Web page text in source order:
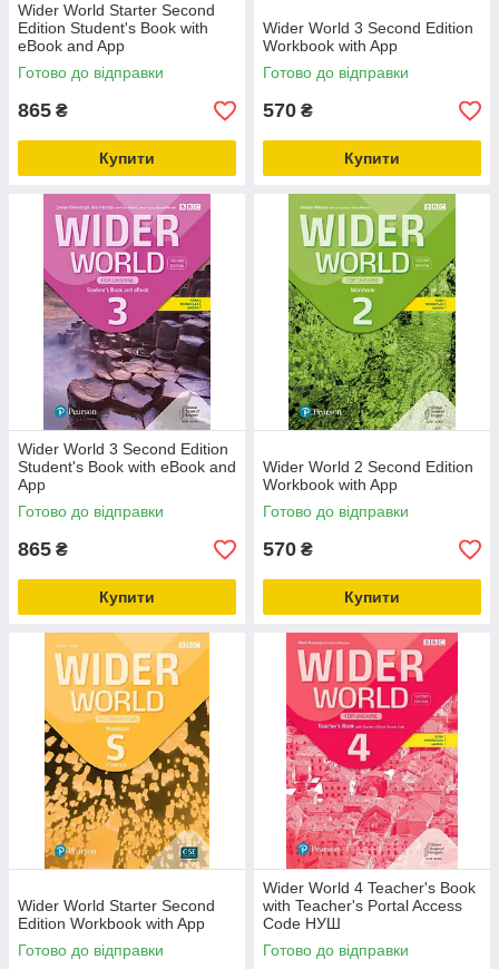
Wider World Starter Second
Edition Student's Book with
eBook and App
Готово до відправки
865 ₴
Купити
Wider World 3 Second Edition
Workbook with App
Готово до відправки
570 ₴
Купити
Wider World 3 Second Edition
Student's Book with eBook and
App
Готово до відправки
865 ₴
Купити
Wider World 2 Second Edition
Workbook with App
Готово до відправки
570 ₴
Купити
Wider World Starter Second
Edition Workbook with App
Готово до відправки
Wider World 4 Teacher's Book
with Teacher's Portal Access
Code НУШ
Готово до відправки